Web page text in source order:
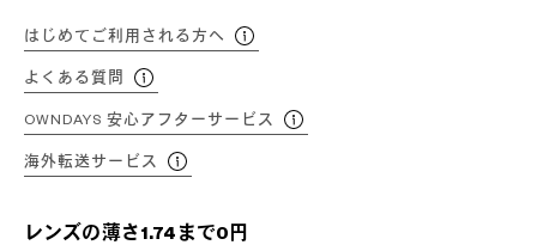
はじめてご利用される方へ
よくある質問
OWNDAYS 安心アフターサービス
海外転送サービス
レンズの薄さ1.74まで0円